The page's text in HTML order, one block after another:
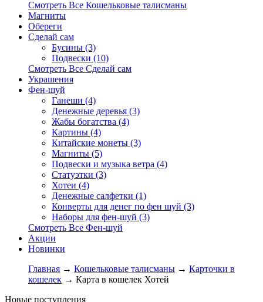
Смотреть Все Кошельковые талисманы
Магниты
Обереги
Сделай сам
Бусины (3)
Подвески (10)
Смотреть Все Сделай сам
Украшения
Фен-шуй
Ганеши (4)
Денежные деревья (3)
Жабы богатства (4)
Картины (4)
Китайские монеты (3)
Магниты (5)
Подвески и музыка ветра (4)
Статуэтки (3)
Хотеи (4)
Денежные салфетки (1)
Конверты для денег по фен шуй (3)
Наборы для фен-шуй (3)
Смотреть Все Фен-шуй
Акции
Новинки
Главная → Кошельковые талисманы → Карточки в
кошелек → Карта в кошелек Хотей
Новые поступления